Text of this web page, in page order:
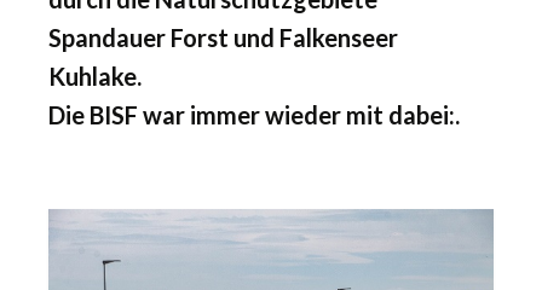
Spandauer Forst und Falkenseer
Kuhlake.
Die BISF war immer wieder mit dabei:.